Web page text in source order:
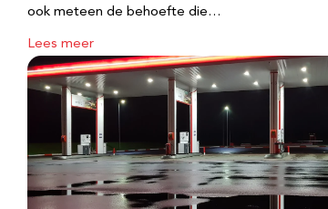
ook meteen de behoefte die…
Lees meer